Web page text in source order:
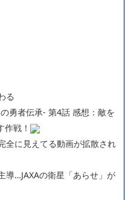
る
勇者伝承- 第4話 感想：敵を
戦！
全に見えてる動画が拡散され
導…JAXAの衛星「あらせ」が